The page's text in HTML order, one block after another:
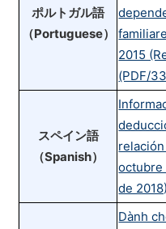
ポルトガル語
（Portuguese）
2015
(PDF/
スペイン語
（Spanish）
octubre
de
Dành